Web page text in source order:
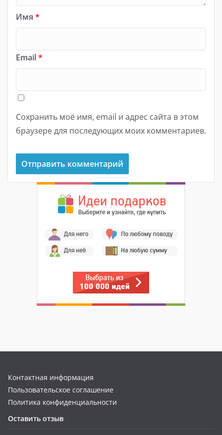
Имя *
Email*
Сохранить моё имя, email и адрес сайта в этом
браузере для последующих моих комментариев.
Контактная информация
Пользовательское соглашение
Политика конфиденциальности
Оставить отзыв